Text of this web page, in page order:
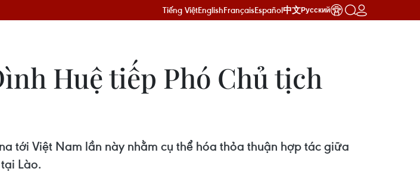
Tiếng ViệtEnglishFrançaisEspañol中文Русский
Huệ tiếp Phó Chủ tịch
tới Việt Nam lần này nhằm cụ thể hóa thỏa thuận hợp tác giữa
Lào.